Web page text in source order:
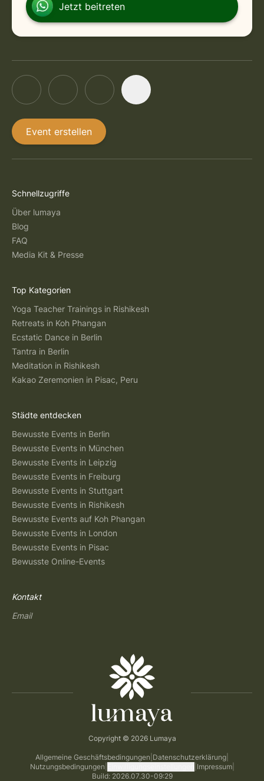
Jetzt beitreten
Event erstellen
Schnellzugriffe
Über lumaya
Blog
FAQ
Media Kit & Presse
Top Kategorien
Yoga Teacher Trainings in Rishikesh
Retreats in Koh Phangan
Ecstatic Dance in Berlin
Tantra in Berlin
Meditation in Rishikesh
Kakao Zeremonien in Pisac, Peru
Städte entdecken
Bewusste Events in Berlin
Bewusste Events in München
Bewusste Events in Leipzig
Bewusste Events in Freiburg
Bewusste Events in Stuttgart
Bewusste Events in Rishikesh
Bewusste Events auf Koh Phangan
Bewusste Events in London
Bewusste Events in Pisac
Bewusste Online-Events
Kontakt
Email
Copyright © 2026 Lumaya
Allgemeine Geschäftsbedingungen Datenschutzerklärung
Nutzungsbedingungen
Impressum|
Build: 2026.07.30-09:29